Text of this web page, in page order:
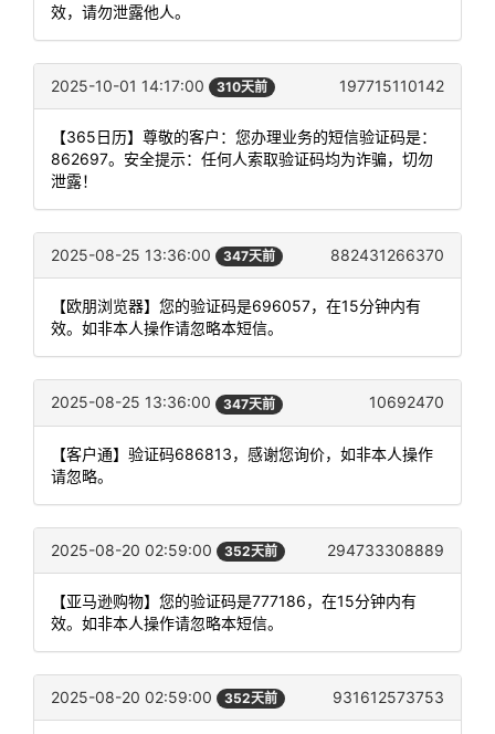
效，请勿泄露他人。
2025-10-01 14:17:00 310天前 197715110142
【365日历】尊敬的客户：您办理业务的短信验证码是：
862697。安全提示：任何人索取验证码均为诈骗，切勿
泄露！
2025-08-25 13:36:00 347天前 882431266370
【欧朋浏览器】您的验证码是696057，在15分钟内有
效。如非本人操作请忽略本短信。
2025-08-25 13:36:00 347天前 10692470
【客户通】验证码686813，感谢您询价，如非本人操作
请忽略。
2025-08-20 02:59:00 352天前 294733308889
【亚马逊购物】您的验证码是777186，在15分钟内有
效。如非本人操作请忽略本短信。
2025-08-20 02:59:00 352天前 931612573753